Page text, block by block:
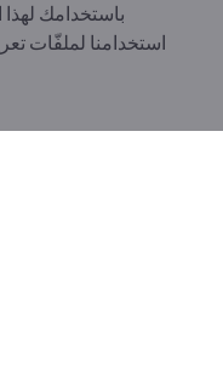
باستخدامك لهذا
استخدامنا لملفّات